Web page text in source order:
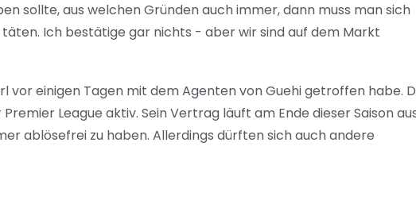
sollte, aus welchen Gründen auch immer, dann muss man sich
Ich bestätige gar nichts - aber wir sind auf dem Markt
vor einigen Tagen mit dem Agenten von Guehi getroffen habe.
League aktiv. Sein Vertrag läuft am Ende dieser Saison
ablösefrei zu haben. Allerdings dürften sich auch andere